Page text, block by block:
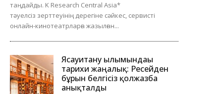
таңдайды. K Research Central Asia*
тәуелсіз зерттеуінің дерегіне сәйкес, сервисті
онлайн-кинотеатрларға жазылған...
Ясауитану ғылымындағы
тарихи жаңалық: Ресейден
бұрын белгісіз қолжазба
анықталды